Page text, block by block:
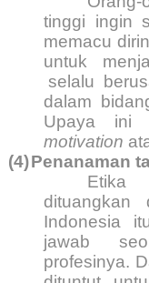
tinggi ingin
memacu
untuk
selalu
dalam
Upaya ini
motivation
(4)Penanaman
Etika
dituangkan
Indonesia
jawab
profesinya.